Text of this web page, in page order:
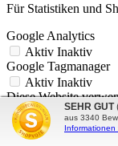
Für Statistiken und
Google Analytics
Aktiv Inaktiv
Google Tagmanager
Aktiv Inaktiv
Diese Website
Funktionalität bieten
SEHR GUT
aus 3340